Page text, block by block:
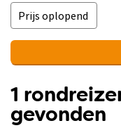
1
gevonden